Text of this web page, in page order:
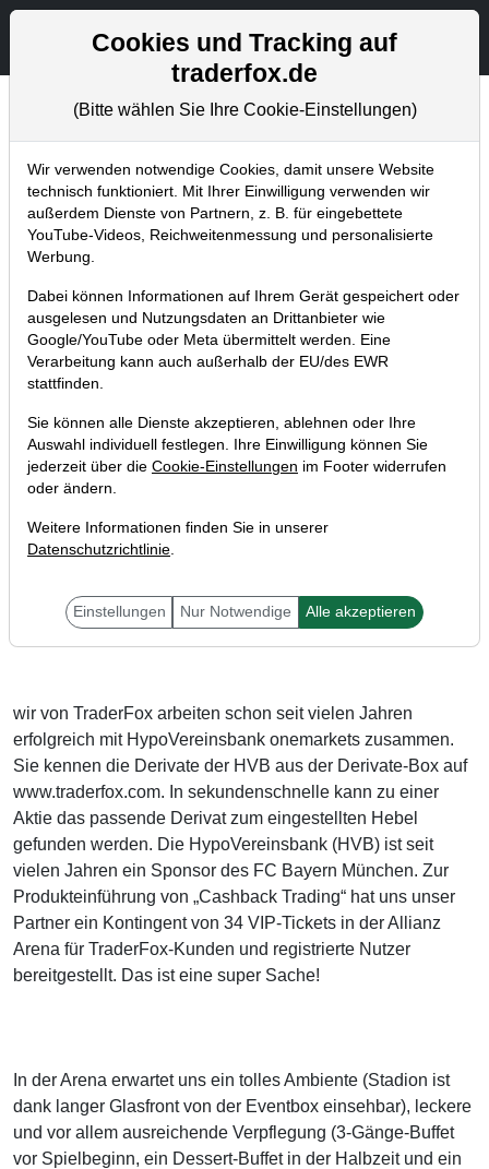
Aktien- und Artikelsuche
Aktuelles
Home Blog Aktuelles
FC Bayern vs Borussia Dortmund:
TraderFox vergibt 34 VIP-Tickets für
die Allianz Arena
18.02.2019 um 18:00 Uhr | TraderFox GmbH
Liebe Leser,
wir von TraderFox arbeiten schon seit vielen Jahren
erfolgreich mit HypoVereinsbank onemarkets zusammen.
Sie kennen die Derivate der HVB aus der Derivate-Box auf
www.traderfox.com. In sekundenschnelle kann zu einer
Aktie das passende Derivat zum eingestellten Hebel
gefunden werden. Die HypoVereinsbank (HVB) ist seit
vielen Jahren ein Sponsor des FC Bayern München. Zur
Produkteinführung von „Cashback Trading“ hat uns unser
Partner ein Kontingent von 34 VIP-Tickets in der Allianz
Arena für TraderFox-Kunden und registrierte Nutzer
bereitgestellt. Das ist eine super Sache!
In der Arena erwartet uns ein tolles Ambiente (Stadion ist
dank langer Glasfront von der Eventbox einsehbar), leckere
und vor allem ausreichende Verpflegung (3-Gänge-Buffet
vor Spielbeginn, ein Dessert-Buffet in der Halbzeit und ein
Cookies und Tracking auf
traderfox.de
(Bitte wählen Sie Ihre Cookie-Einstellungen)
Wir verwenden notwendige Cookies, damit unsere Website
technisch funktioniert. Mit Ihrer Einwilligung verwenden wir
außerdem Dienste von Partnern, z. B. für eingebettete
YouTube-Videos, Reichweitenmessung und personalisierte
Werbung.
Dabei können Informationen auf Ihrem Gerät gespeichert oder
ausgelesen und Nutzungsdaten an Drittanbieter wie
Google/YouTube oder Meta übermittelt werden. Eine
Verarbeitung kann auch außerhalb der EU/des EWR
stattfinden.
Sie können alle Dienste akzeptieren, ablehnen oder Ihre
Auswahl individuell festlegen. Ihre Einwilligung können Sie
jederzeit über die Cookie-Einstellungen im Footer widerrufen
oder ändern.
Weitere Informationen finden Sie in unserer
Datenschutzrichtlinie.
Einstellungen Nur Notwendige Alle akzeptieren